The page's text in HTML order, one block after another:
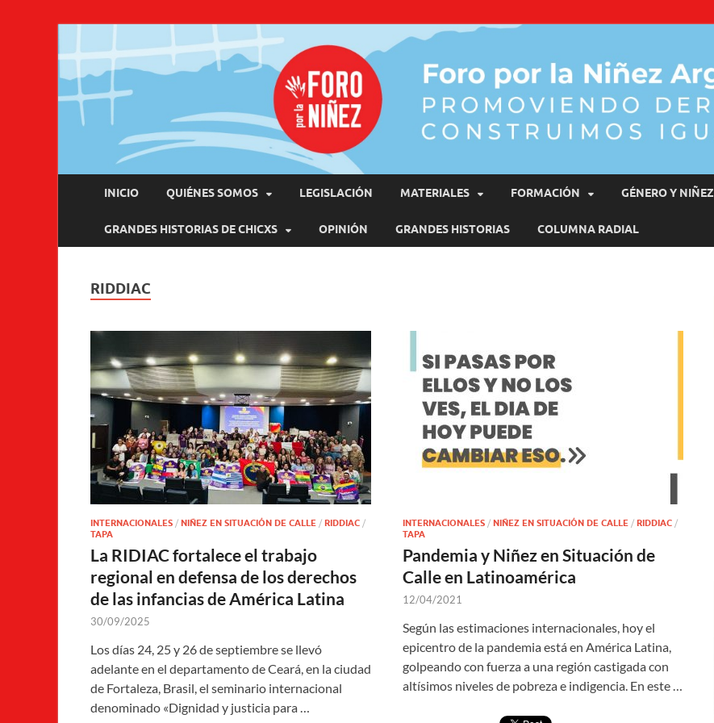
Promoviendo Derechos, Construimos Igualdad
INICIO QUIÉNES SOMOS LEGISLACIÓN MATERIALES FORMACIÓN GÉNERO Y NIÑEZ
GRANDES HISTORIAS DE CHICXS OPINIÓN GRANDES HISTORIAS COLUMNA RADIAL
RIDDIAC
INTERNACIONALES / NIÑEZ EN SITUACIÓN DE CALLE / RIDDIAC /
TAPA
La RIDIAC fortalece el trabajo
regional en defensa de los derechos
de las infancias de América Latina
30/09/2025
Los días 24, 25 y 26 de septiembre se llevó
adelante en el departamento de Ceará, en la ciudad
de Fortaleza, Brasil, el seminario internacional
denominado «Dignidad y justicia para …
INTERNACIONALES / NIÑEZ EN SITUACIÓN DE CALLE / RIDDIAC /
TAPA
Pandemia y Niñez en Situación de
Calle en Latinoamérica
12/04/2021
Según las estimaciones internacionales, hoy el
epicentro de la pandemia está en América Latina,
golpeando con fuerza a una región castigada con
altísimos niveles de pobreza e indigencia. En este …